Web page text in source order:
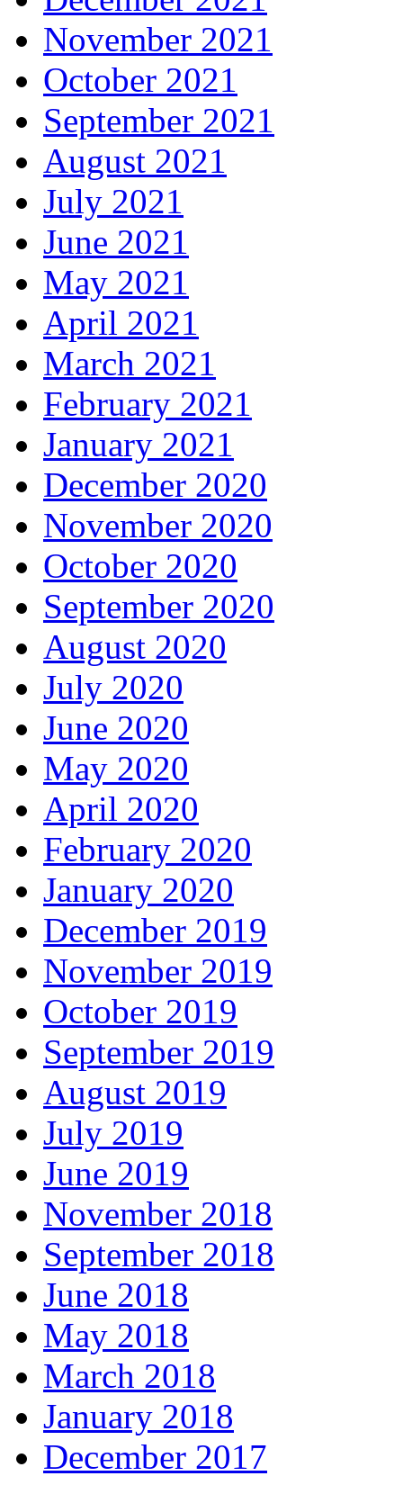
November 2021
October 2021
September 2021
August 2021
July 2021
June 2021
May 2021
April 2021
March 2021
February 2021
January 2021
December 2020
November 2020
October 2020
September 2020
August 2020
July 2020
June 2020
May 2020
April 2020
February 2020
January 2020
December 2019
November 2019
October 2019
September 2019
August 2019
July 2019
June 2019
November 2018
September 2018
June 2018
May 2018
March 2018
January 2018
December 2017